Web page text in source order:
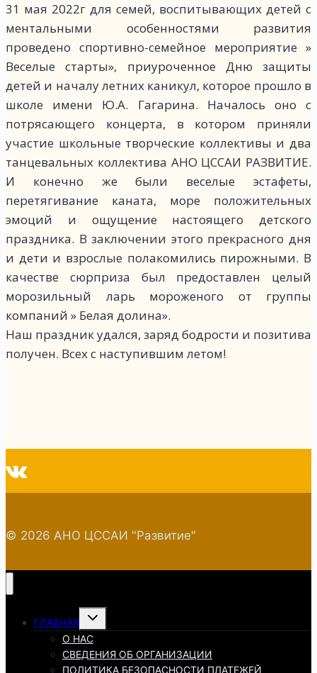
31 мая 2022г для семей, воспитывающих детей с
ментальными особенностями развития
проведено спортивно-семейное мероприятие »
Веселые старты», приуроченное Дню защиты
детей и началу летних каникул, которое прошло в
школе имени Ю.А. Гагарина. Началось оно с
потрясающего концерта, в котором приняли
участие школьные творческие коллективы и два
танцевальных коллектива АНО ЦССАИ РАЗВИТИЕ.
И конечно же были веселые эстафеты,
перетягивание каната, море положительных
эмоций и ощущение настоящего детского
праздника. В заключении этого прекрасного дня
и дети и взрослые полакомились пирожными. В
качестве сюрприза был предоставлен целый
морозильный ларь мороженого от группы
компаний » Белая долина».
Наш праздник удался, заряд бодрости и позитива
получен. Всех с наступившим летом!
© 2026 АНО ЦССАИ "Развитие"
ГЛАВНАЯ
Переключить
меню
О НАС
СВЕДЕНИЯ ОБ ОРГАНИЗАЦИИ
ПОЛИТИКА БЕЗОПАСНОСТИ ПЛАТЕЖЕЙ